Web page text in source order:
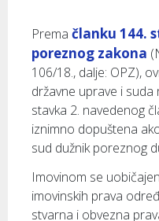
Prema članku 144.
poreznog zakona
106/18., dalje: OPZ),
državne uprave i
stavka 2. navedenog
iznimno dopuštena
sud dužnik poreznog
Imovinom se
imovinskih prava
stvarna i obvezna